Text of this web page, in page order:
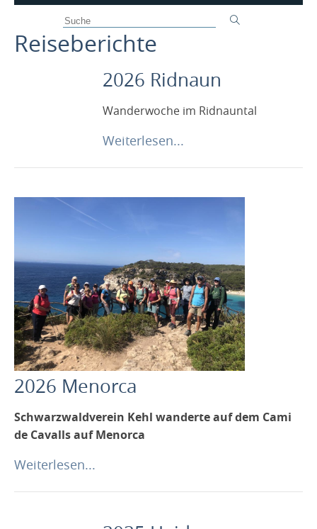
125 Jahre SWV Kehl-Hanauerland 1897-2022
Schon Anmelden für 2027
Unser Dauerläufer
Reiseberichte
Wir über uns
Mitglied werden
Die Vorstandschaft
Unsere Wanderführer
Unsere Werbepartner
zum Download
Wanderung anbieten
Unser Wegenetz
Links
Reiseberichte
2026 Ridnaun
Wanderwoche im Ridnauntal
Weiterlesen...
2026 Menorca
Schwarzwaldverein Kehl wanderte auf dem Cami
de Cavalls auf Menorca
Weiterlesen...